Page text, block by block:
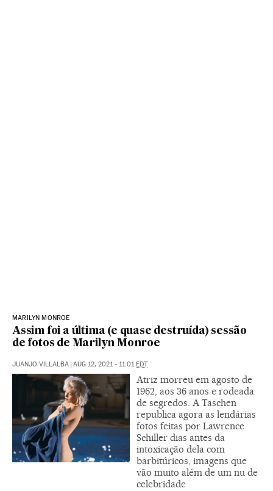
MARILYN MONROE
Assim foi a última (e quase destruída) sessão
de fotos de Marilyn Monroe
JUANJO VILLALBA AUG 12, 2021 - 11:01 EDT
Atriz morreu em agosto de
1962, aos 36 anos e rodeada
de segredos. A Taschen
republica agora as lendárias
fotos feitas por Lawrence
Schiller dias antes da
intoxicação dela com
barbitúricos, imagens que
vão muito além de um nu de
celebridade